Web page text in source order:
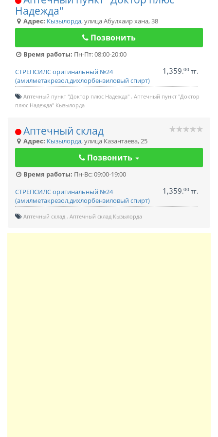
Надежда"
Адрес: Кызылорда,улица Абулхаир хана, 38
Позвонить
Время работы: Пн-Пт: 08:00-20:00
СТРЕПСИЛС оригинальный №24
(амилметакрезол,дихлорбензиловый спирт)
1,359.00 тг.
Аптечный пункт "Доктор плюс Надежда" Аптечный пункт "Доктор
плюс Надежда" Кызылорда
Аптечный склад
Адрес: Кызылорда,улица Казантаева, 25
Позвонить
Время работы: Пн-Вс: 09:00-19:00
СТРЕПСИЛС оригинальный №24
(амилметакрезол,дихлорбензиловый спирт)
1,359.00 тг.
Аптечный склад Аптечный склад Кызылорда